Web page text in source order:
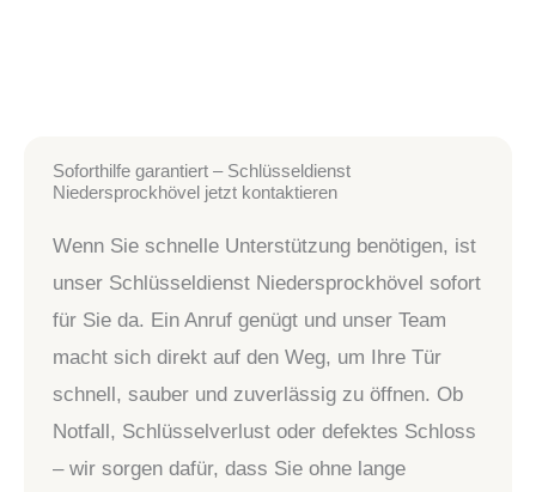
Soforthilfe garantiert – Schlüsseldienst
Niedersprockhövel jetzt kontaktieren
Wenn Sie schnelle Unterstützung benötigen, ist
unser Schlüsseldienst Niedersprockhövel sofort
für Sie da. Ein Anruf genügt und unser Team
macht sich direkt auf den Weg, um Ihre Tür
schnell, sauber und zuverlässig zu öffnen. Ob
Notfall, Schlüsselverlust oder defektes Schloss
– wir sorgen dafür, dass Sie ohne lange